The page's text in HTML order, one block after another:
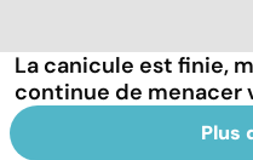
La canicule est finie,
continue de menacer
Plus